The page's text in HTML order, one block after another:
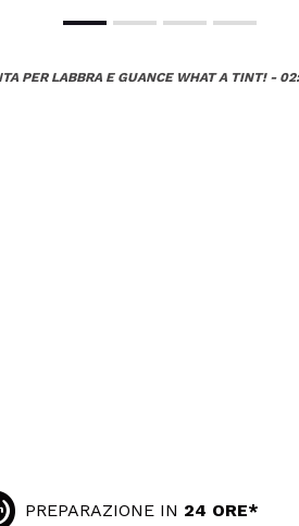
PER LABBRA E GUANCE WHAT A TINT! -
PREPARAZIONE IN 24 ORE*